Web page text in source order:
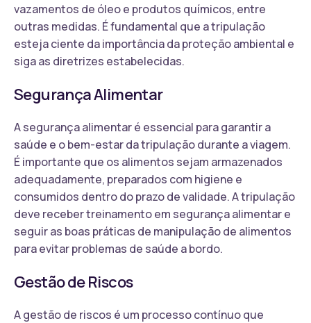
vazamentos de óleo e produtos químicos, entre
outras medidas. É fundamental que a tripulação
esteja ciente da importância da proteção ambiental e
siga as diretrizes estabelecidas.
Segurança Alimentar
A segurança alimentar é essencial para garantir a
saúde e o bem-estar da tripulação durante a viagem.
É importante que os alimentos sejam armazenados
adequadamente, preparados com higiene e
consumidos dentro do prazo de validade. A tripulação
deve receber treinamento em segurança alimentar e
seguir as boas práticas de manipulação de alimentos
para evitar problemas de saúde a bordo.
Gestão de Riscos
A gestão de riscos é um processo contínuo que